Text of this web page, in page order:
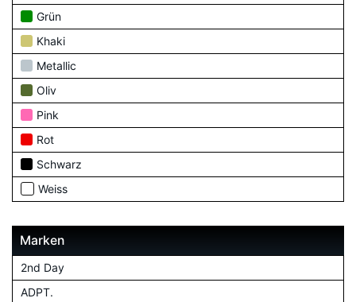
Grün
Khaki
Metallic
Oliv
Pink
Rot
Schwarz
Weiss
Marken
2nd Day
ADPT.